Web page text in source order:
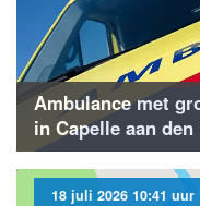
Ambulance met
in Capelle aan den
18 juli 2026 10:41 uur